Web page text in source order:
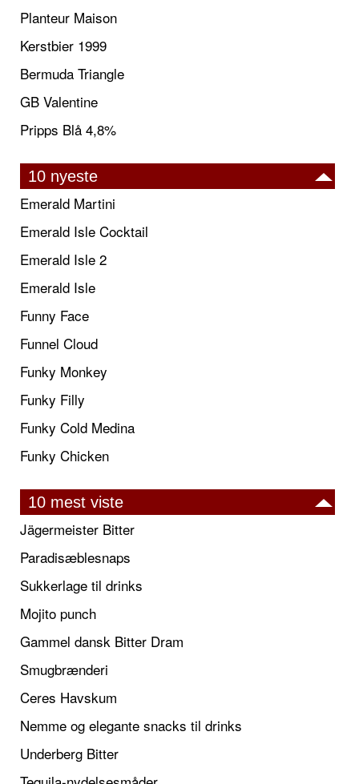
Planteur Maison
Kerstbier 1999
Bermuda Triangle
GB Valentine
Pripps Blå 4,8%
10 nyeste
Emerald Martini
Emerald Isle Cocktail
Emerald Isle 2
Emerald Isle
Funny Face
Funnel Cloud
Funky Monkey
Funky Filly
Funky Cold Medina
Funky Chicken
10 mest viste
Jägermeister Bitter
Paradisæblesnaps
Sukkerlage til drinks
Mojito punch
Gammel dansk Bitter Dram
Smugbrænderi
Ceres Havskum
Nemme og elegante snacks til drinks
Underberg Bitter